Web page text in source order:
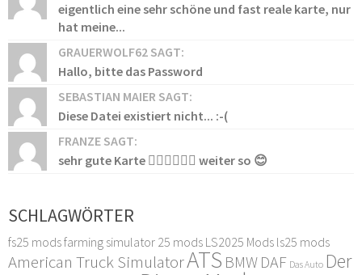
eigentlich eine sehr schöne und fast reale karte, nur
hat meine...
GRAUERWOLF62 SAGT:
Hallo, bitte das Password
SEBASTIAN MAIER SAGT:
Diese Datei existiert nicht... :-(
FRANZE SAGT:
sehr gute Karte 👍🏻👍🏻👍🏻 weiter so 😊
SCHLAGWÖRTER
fs25 modsfarming simulator 25 mods LS2025 Mods ls25 mods
American Truck SimulatorATS BMW DAF Das Auto Der